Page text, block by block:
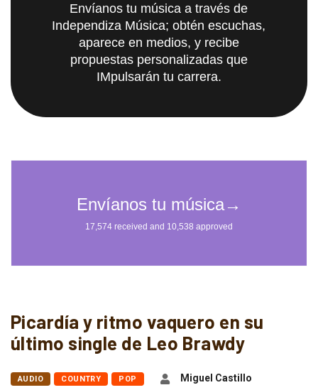
Envíanos tu música a través de
Independiza Música; obtén escuchas,
aparece en medios, y recibe
propuestas personalizadas que
IMpulsarán tu carrera.
Picardía y ritmo vaquero en su
último single de Leo Brawdy
AUDIO COUNTRY POP
Miguel Castillo